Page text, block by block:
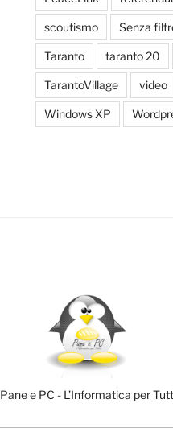
scoutismo Senza
Taranto taranto 20
TarantoVillage video
Windows XP
Pane e PC - L’Informatica per